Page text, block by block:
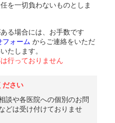
を一切負わないものとしま
る場合には、お手数です
フォーム からご連絡をいただ
たします。
行っておりません
ださい
談や各医院への個別のお問
どは受け付けておりませ